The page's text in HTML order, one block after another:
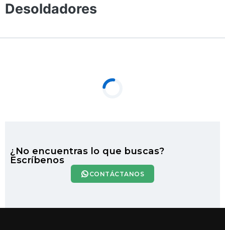
Desoldadores
¿No encuentras lo que buscas?
Escríbenos
CONTÁCTANOS